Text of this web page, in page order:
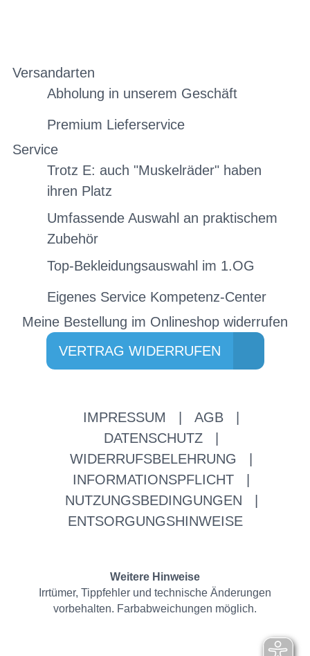
Versandarten
Abholung in unserem Geschäft
Premium Lieferservice
Service
Trotz E: auch "Muskelräder" haben
ihren Platz
Umfassende Auswahl an praktischem
Zubehör
Top-Bekleidungsauswahl im 1.OG
Eigenes Service Kompetenz-Center
Meine Bestellung im Onlineshop widerrufen
VERTRAG WIDERRUFEN
IMPRESSUM AGB
DATENSCHUTZ
WIDERRUFSBELEHRUNG
INFORMATIONSPFLICHT
NUTZUNGSBEDINGUNGEN
ENTSORGUNGSHINWEISE
Weitere Hinweise
Irrtümer, Tippfehler und technische Änderungen
vorbehalten. Farbabweichungen möglich.